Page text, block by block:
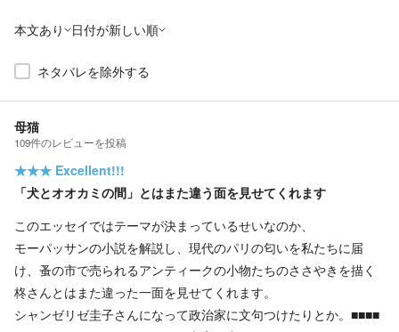
本文あり 日付が新しい順
ネタバレを除外する
母猫
109件のレビューを投稿
★★★ Excellent!!!
「犬とオオカミの間」とはまた違う面を見せてくれます
このエッセイではテーマが決まっているせいなのか、
モーパッサンの小説を解説し、現代のパリの匂いを私たちに届
け、蚤の市で売られるアンティークの小物たちのささやきを描く
柊さんとはまた違った一面を見せてくれます。
シャンゼリゼ圭子さんになって政治家に文句つけたりとか。■■■■